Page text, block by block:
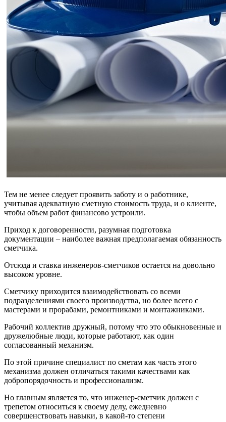
Тем не менее следует проявить заботу и о работнике,
учитывая адекватную сметную стоимость труда, и о клиенте,
чтобы объем работ финансово устроили.
Приход к договоренности, разумная подготовка
документации – наиболее важная предполагаемая обязанность
сметчика.
Отсюда и ставка инженеров-сметчиков остается на довольно
высоком уровне.
Сметчику приходится взаимодействовать со всеми
подразделениями своего производства, но более всего с
мастерами и прорабами, ремонтниками и монтажниками.
Рабочий коллектив дружный, потому что это обыкновенные и
дружелюбные люди, которые работают, как один
согласованный механизм.
По этой причине специалист по сметам как часть этого
механизма должен отличаться такими качествами как
добропорядочность и профессионализм.
Но главным является то, что инженер-сметчик должен с
трепетом относиться к своему делу, ежедневно
совершенствовать навыки, в какой-то степени